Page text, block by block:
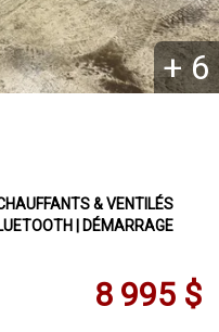
+6
& VENTILÉS
| DÉMARRAGE
8 995$